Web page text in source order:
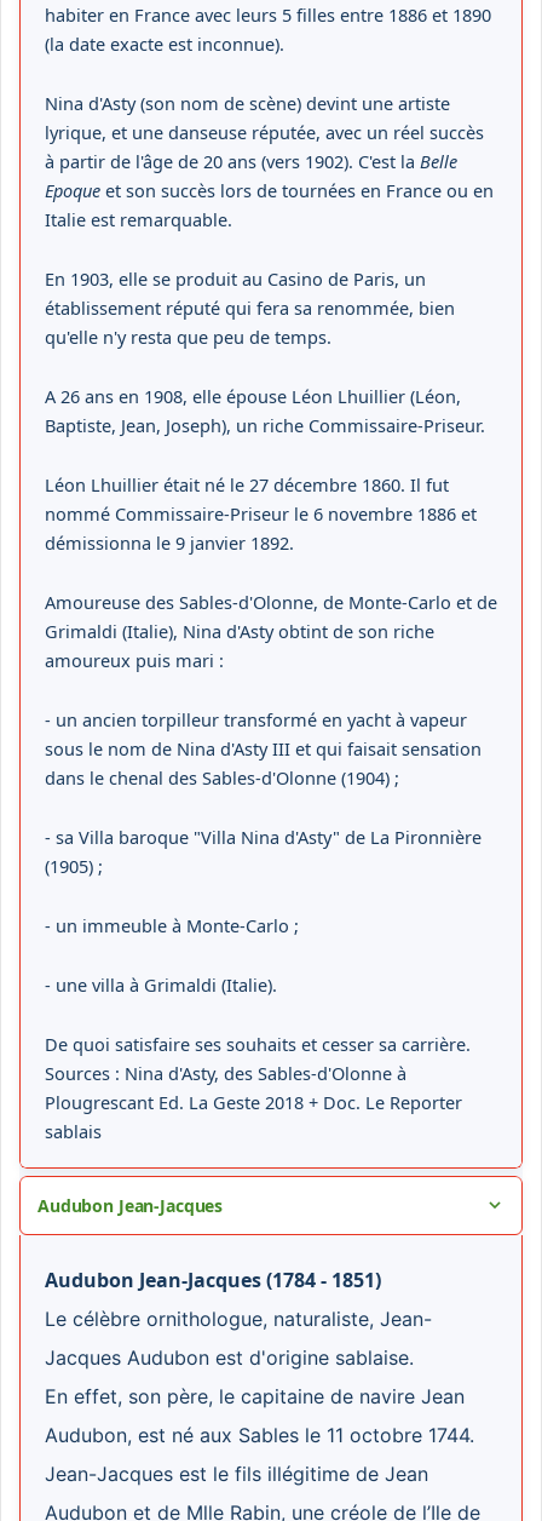
habiter en France avec leurs 5 filles entre 1886 et 1890
(la date exacte est inconnue).
Nina d'Asty (son nom de scène) devint une artiste
lyrique, et une danseuse réputée, avec un réel succès
à partir de l'âge de 20 ans (vers 1902). C'est la Belle
Epoque et son succès lors de tournées en France ou en
Italie est remarquable.
En 1903, elle se produit au Casino de Paris, un
établissement réputé qui fera sa renommée, bien
qu'elle n'y resta que peu de temps.
A 26 ans en 1908, elle épouse Léon Lhuillier (Léon,
Baptiste, Jean, Joseph), un riche Commissaire-Priseur.
Léon Lhuillier était né le 27 décembre 1860. Il fut
nommé Commissaire-Priseur le 6 novembre 1886 et
démissionna le 9 janvier 1892.
Amoureuse des Sables-d'Olonne, de Monte-Carlo et de
Grimaldi (Italie), Nina d'Asty obtint de son riche
amoureux puis mari :
- un ancien torpilleur transformé en yacht à vapeur
sous le nom de Nina d'Asty III et qui faisait sensation
dans le chenal des Sables-d'Olonne (1904) ;
- sa Villa baroque "Villa Nina d'Asty" de La Pironnière
(1905) ;
- un immeuble à Monte-Carlo ;
- une villa à Grimaldi (Italie).
De quoi satisfaire ses souhaits et cesser sa carrière.
Sources : Nina d'Asty, des Sables-d'Olonne à
Plougrescant Ed. La Geste 2018 + Doc. Le Reporter
sablais
Audubon Jean-Jacques
Audubon Jean-Jacques (1784 - 1851)
Le célèbre ornithologue, naturaliste, Jean-
Jacques Audubon est d'origine sablaise.
En effet, son père, le capitaine de navire Jean
Audubon, est né aux Sables le 11 octobre 1744.
Jean-Jacques est le fils illégitime de Jean
Audubon et de Mlle Rabin, une créole de l’Ile de